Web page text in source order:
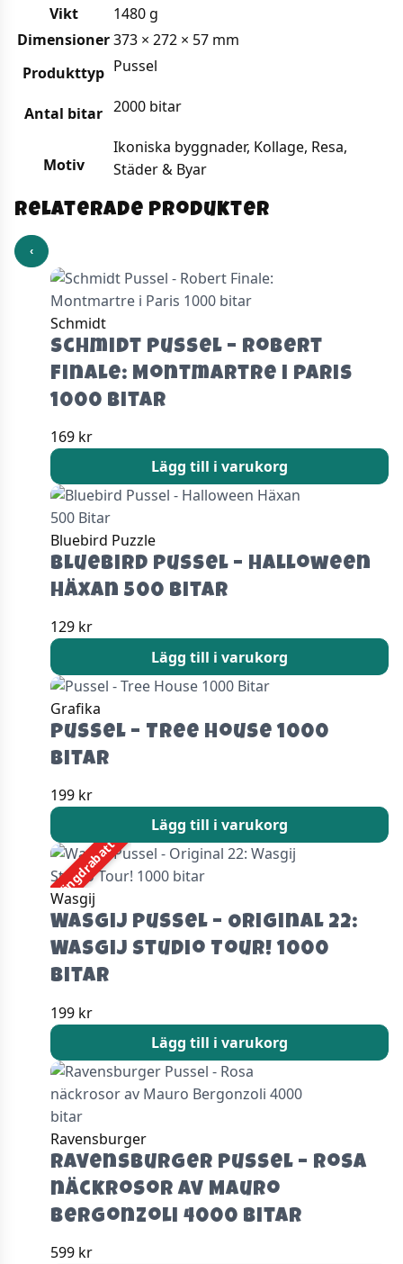
Vikt
1480 g
Dimensioner373 × 272 × 57 mm
Produkttyp Pussel
Antal bitar 2000 bitar
Motiv
Ikoniska byggnader, Kollage, Resa,
Städer & Byar
Relaterade produkter
‹
Schmidt
Schmidt Pussel – Robert
Finale: Montmartre i Paris
1000 bitar
169 kr
Lägg till i varukorg
Bluebird Puzzle
Bluebird Pussel – Halloween
Häxan 500 Bitar
129 kr
Lägg till i varukorg
Grafika
Pussel – Tree House 1000
Bitar
199 kr
Lägg till i varukorg
Mängdrabatt
Wasgij
Wasgij Pussel – Original 22:
Wasgij Studio Tour! 1000
bitar
199 kr
Lägg till i varukorg
Ravensburger
Ravensburger Pussel – Rosa
näckrosor av Mauro
Bergonzoli 4000 bitar
599 kr